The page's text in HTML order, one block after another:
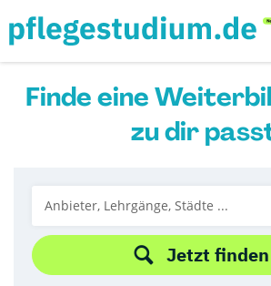
Finde eine
zu dir
Jetzt finden